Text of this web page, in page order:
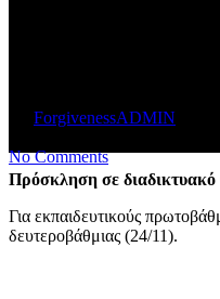
ForgivenessADMIN
No Comments
Πρόσκληση σε διαδικτυακό
Για εκπαιδευτικούς
δευτεροβάθμιας (24/11).